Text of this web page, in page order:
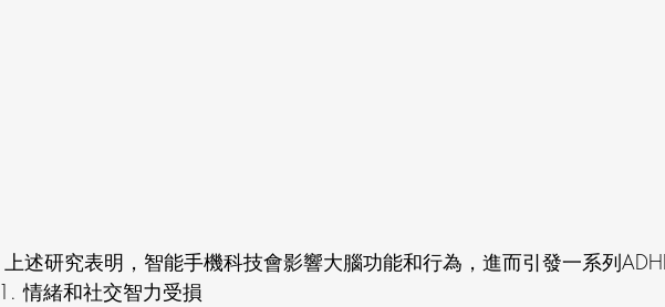
上述研究表明，智能手機科技會影響大腦功能和行為，進而引發一系列
1. 情緒和社交智力受損